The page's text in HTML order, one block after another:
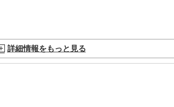
詳細情報をもっと見る